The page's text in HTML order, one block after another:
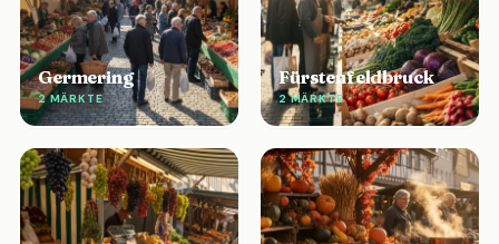
Germering
2 MÄRKTE
Fürstenfeldbruck
2 MÄRKTE